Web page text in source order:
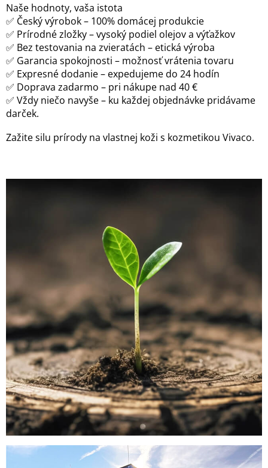
Naše hodnoty, vaša istota
✅ Český výrobok – 100% domácej produkcie
✅ Prírodné zložky – vysoký podiel olejov a výťažkov
✅ Bez testovania na zvieratách – etická výroba
✅ Garancia spokojnosti – možnosť vrátenia tovaru
✅ Expresné dodanie – expedujeme do 24 hodín
✅ Doprava zadarmo – pri nákupe nad 40 €
✅ Vždy niečo navyše – ku každej objednávke pridávame
darček.
Zažite silu prírody na vlastnej koži s kozmetikou Vivaco.